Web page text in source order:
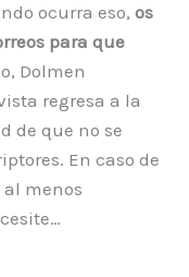
ocurra eso,os
para que
Dolmen
regresa a la
de que no se
En caso de
menos